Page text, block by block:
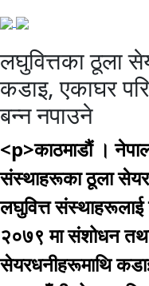
लघुवित्तका ठूला
कडाइ, एकाघर
बन्न नपाउने
<p>काठमाडौं ।
संस्थाहरूका ठूला
लघुवित्त संस्थाहरूलाई
२०७९ मा संशोधन तथा
सेयरधनीहरूमाथि